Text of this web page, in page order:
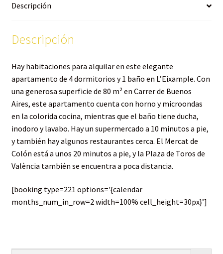
Descripción
Descripción
Hay habitaciones para alquilar en este elegante
apartamento de 4 dormitorios y 1 baño en L’Eixample. Con
una generosa superficie de 80 m² en Carrer de Buenos
Aires, este apartamento cuenta con horno y microondas
en la colorida cocina, mientras que el baño tiene ducha,
inodoro y lavabo. Hay un supermercado a 10 minutos a pie,
y también hay algunos restaurantes cerca. El Mercat de
Colón está a unos 20 minutos a pie, y la Plaza de Toros de
València también se encuentra a poca distancia.
[booking type=221 options='{calendar
months_num_in_row=2 width=100% cell_height=30px}’]